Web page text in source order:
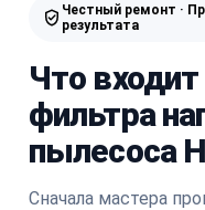
Честный ремонт ·
результата
Что
фильтра
пылесоса
Сначала мастера